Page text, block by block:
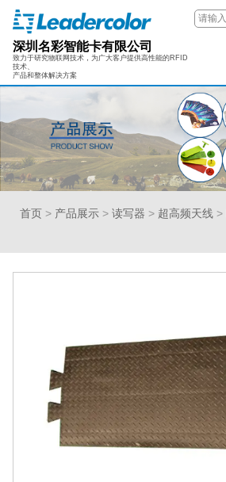
深圳名彩智能卡有限公司
致力于研究物联网技术，为广大客户提供高性能的RFID
技术、
产品和整体解决方案
首页 > 产品展示 > 读写器 > 超高频天线 >